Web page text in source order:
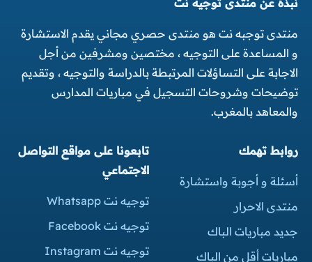
منتدى توجبه نت هو منتدى حصري مجاني يقدم الاستشارة
و المساعدة على التوجيه ، مختصين ومشرفين من أجل
الاجابة على التساؤلات المرتبطة بالدراسة والتوجيه ، وتقديم
توضيحات وشروحات التسجيل في مباريات المدارس
والمعاهد بالمغرب.
روابط تهمك
أسئلة و أجوبة واستشارة
منتدى الاحرار
جديد مباريات الباك
مباريات أقل من الباك
تابعونا على مواقع التواصل
الاجتماعي
توجيه نت Whatsapp
توجيه نت Facebook
توجيه نت Instagram